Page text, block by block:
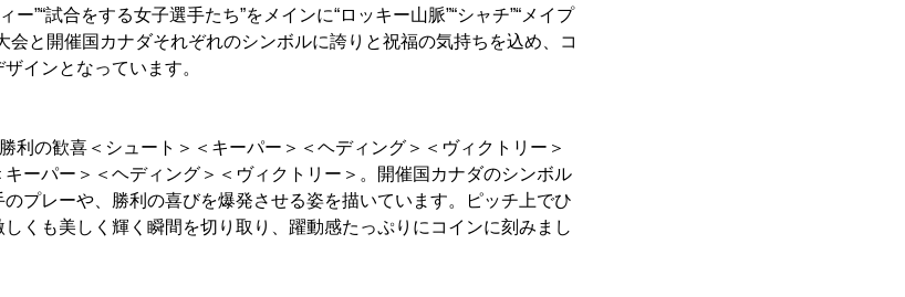
ー”“試合をする女子選手たち”をメインに“ロッキー山脈”“シャチ”“メイプ
会と開催国カナダそれぞれのシンボルに誇りと祝福の気持ちを込め、コ
インとなっています。
利の歓喜＜シュート＞＜キーパー＞＜ヘディング＞＜ヴィクトリー＞
ーパー＞＜ヘディング＞＜ヴィクトリー＞。開催国カナダのシンボル
プレーや、勝利の喜びを爆発させる姿を描いています。ピッチ上でひ
くも美しく輝く瞬間を切り取り、躍動感たっぷりにコインに刻みまし